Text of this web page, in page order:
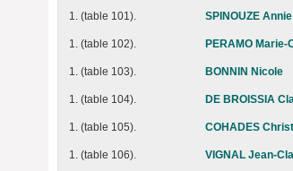
1. (table 101). SPINOUZE Annie
1. (table 102). PERAMO Marie-
1. (table 103). BONNIN Nicole
1. (table 104). DE BROISSIA
1. (table 105). COHADES
1. (table 106). VIGNAL Jean-